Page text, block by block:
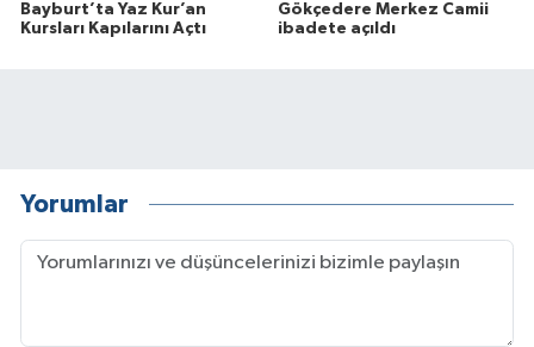
Bayburt’ta Yaz Kur’an
Kursları Kapılarını Açtı
Gökçedere Merkez Camii
ibadete açıldı
Yorumlar